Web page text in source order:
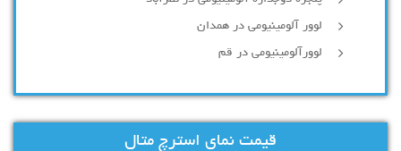
لوور آلومینیومی در همدان
لوورآلومینیومی در قم
قیمت نمای استرچ متال